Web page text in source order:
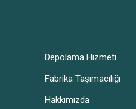
Depolama Hizmeti
Fabrika Taşımacılığı
Hakkımızda